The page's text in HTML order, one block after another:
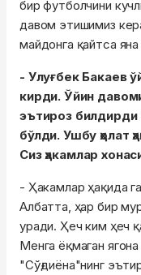
бир футболчини
давом этишимиз
майдонга қайтса
- Улуғбек Бакаев
кирди. Ўйин
эътироз билдирди
бўлди. Ушбу ҳолат
Сиз ҳакамлар
- Ҳакамлар ҳақида
Албатта, ҳар бир
уради. Ҳеч ким ҳеч
Менга ёқмаган
"Сўғдиёна"нинг